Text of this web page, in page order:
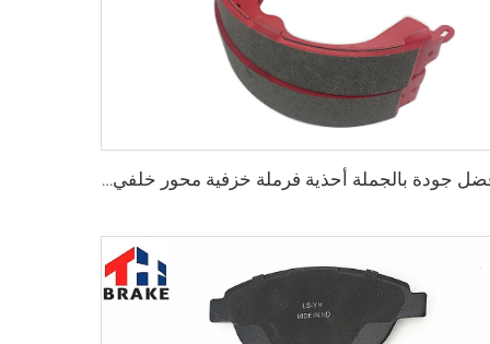
أفضل جودة بالجملة أحذية فرملة خزفية محور خلفي للسيارات لشاحنة HILUX VI البيك آب